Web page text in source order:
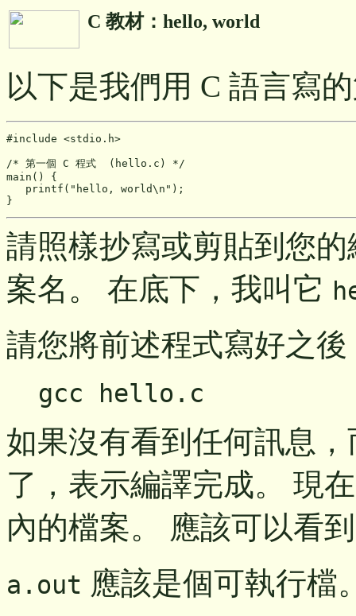
C 教材：hello, world
以下是我們用 C 語言寫
#include <stdio.h>
main()
{
   printf("hello, world\n");
請照樣抄寫或剪貼到您
案名。 在底下，我叫它
請您將前述程式寫好之
gcc hello.c
如果沒有看到任何訊息
了，表示編譯完成。 現
內的檔案。 應該可以看
a.out 應該是個可執行檔